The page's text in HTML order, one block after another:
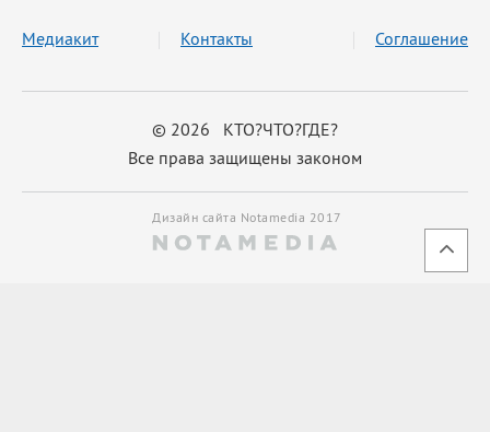
© 2026 КТО?ЧТО?ГДЕ?
Все права защищены законом
Медиакит Контакты Соглашение
Дизайн сайта Notamedia 2017